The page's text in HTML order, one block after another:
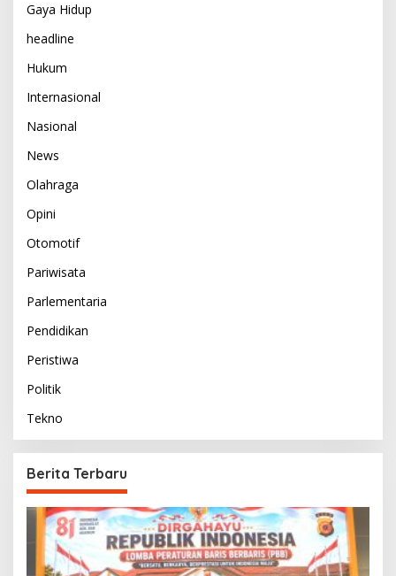
Gaya Hidup
headline
Hukum
Internasional
Nasional
News
Olahraga
Opini
Otomotif
Pariwisata
Parlementaria
Pendidikan
Peristiwa
Politik
Tekno
Berita Terbaru